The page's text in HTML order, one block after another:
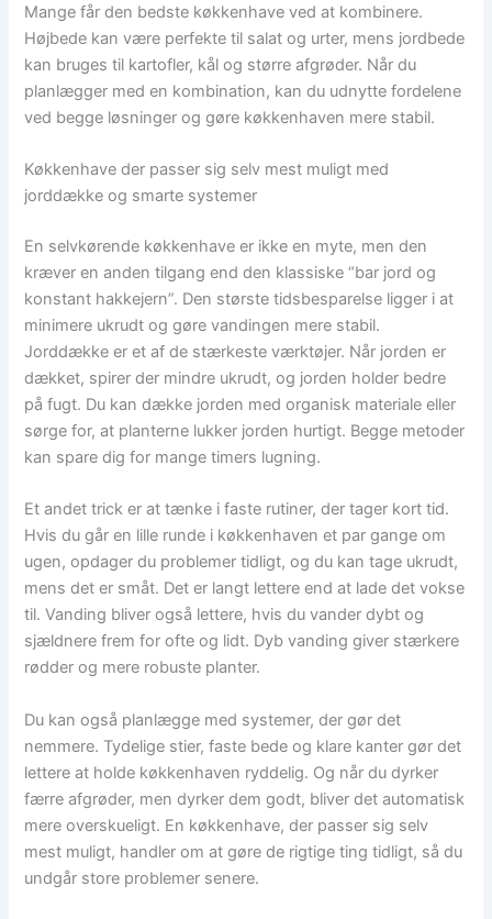
Mange får den bedste køkkenhave ved at kombinere.
Højbede kan være perfekte til salat og urter, mens jordbede
kan bruges til kartofler, kål og større afgrøder. Når du
planlægger med en kombination, kan du udnytte fordelene
ved begge løsninger og gøre køkkenhaven mere stabil.
Køkkenhave der passer sig selv mest muligt med
jorddække og smarte systemer
En selvkørende køkkenhave er ikke en myte, men den
kræver en anden tilgang end den klassiske “bar jord og
konstant hakkejern”. Den største tidsbesparelse ligger i at
minimere ukrudt og gøre vandingen mere stabil.
Jorddække er et af de stærkeste værktøjer. Når jorden er
dækket, spirer der mindre ukrudt, og jorden holder bedre
på fugt. Du kan dække jorden med organisk materiale eller
sørge for, at planterne lukker jorden hurtigt. Begge metoder
kan spare dig for mange timers lugning.
Et andet trick er at tænke i faste rutiner, der tager kort tid.
Hvis du går en lille runde i køkkenhaven et par gange om
ugen, opdager du problemer tidligt, og du kan tage ukrudt,
mens det er småt. Det er langt lettere end at lade det vokse
til. Vanding bliver også lettere, hvis du vander dybt og
sjældnere frem for ofte og lidt. Dyb vanding giver stærkere
rødder og mere robuste planter.
Du kan også planlægge med systemer, der gør det
nemmere. Tydelige stier, faste bede og klare kanter gør det
lettere at holde køkkenhaven ryddelig. Og når du dyrker
færre afgrøder, men dyrker dem godt, bliver det automatisk
mere overskueligt. En køkkenhave, der passer sig selv
mest muligt, handler om at gøre de rigtige ting tidligt, så du
undgår store problemer senere.